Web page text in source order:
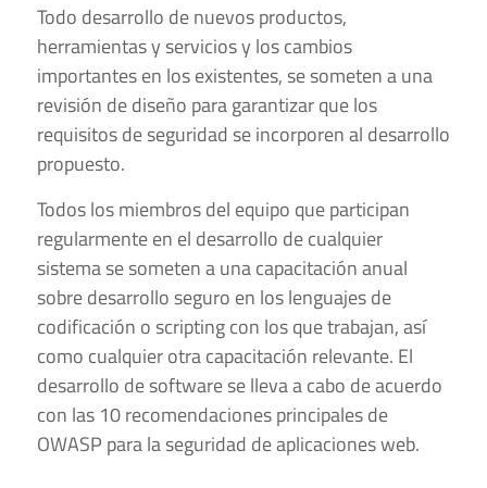
Todo desarrollo de nuevos productos,
herramientas y servicios y los cambios
importantes en los existentes, se someten a una
revisión de diseño para garantizar que los
requisitos de seguridad se incorporen al desarrollo
propuesto.
Todos los miembros del equipo que participan
regularmente en el desarrollo de cualquier
sistema se someten a una capacitación anual
sobre desarrollo seguro en los lenguajes de
codificación o scripting con los que trabajan, así
como cualquier otra capacitación relevante. El
desarrollo de software se lleva a cabo de acuerdo
con las 10 recomendaciones principales de
OWASP para la seguridad de aplicaciones web.